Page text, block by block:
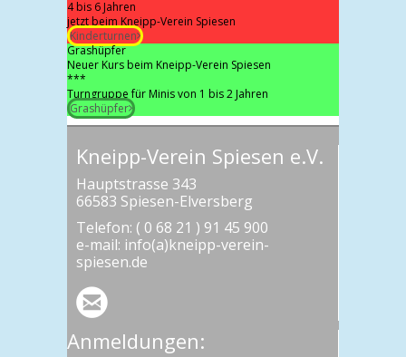
4 bis 6 Jahren
jetzt beim Kneipp-Verein Spiesen
Kinderturnen
Grashüpfer
Neuer Kurs beim Kneipp-Verein Spiesen
***
Turngruppe für Minis von 1 bis 2 Jahren
Grashüpfer
Kneipp-Verein Spiesen e.V.
Hauptstrasse 343
66583 Spiesen-Elversberg
Telefon: ( 0 68 21 ) 91 45 900
e-mail: info(a)kneipp-verein-
spiesen.de
Anmeldungen: